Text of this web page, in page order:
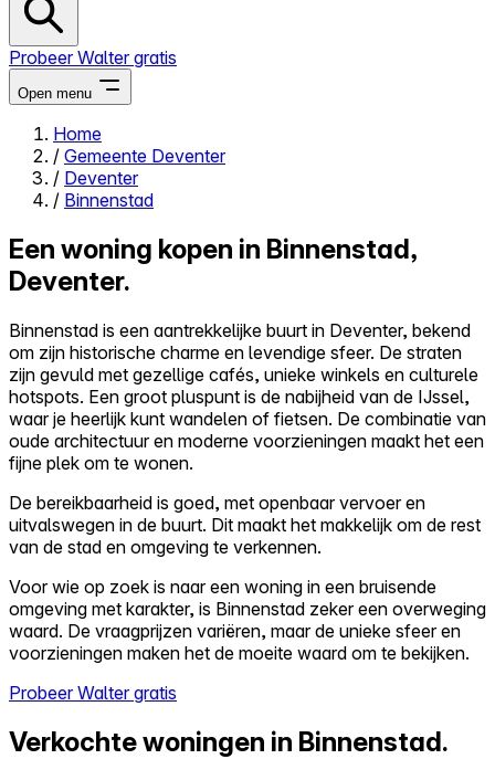
Probeer Walter gratis
Open menu
Close menu
Zelf kopen
Reviews
Prijzen
Log in
Probeer Walter gratis
Home
/ Gemeente Deventer
/ Deventer
/ Binnenstad
Een woning kopen in Binnenstad,
Deventer.
Binnenstad is een aantrekkelijke buurt in Deventer, bekend
om zijn historische charme en levendige sfeer. De straten
zijn gevuld met gezellige cafés, unieke winkels en culturele
hotspots. Een groot pluspunt is de nabijheid van de IJssel,
waar je heerlijk kunt wandelen of fietsen. De combinatie van
oude architectuur en moderne voorzieningen maakt het een
fijne plek om te wonen.
De bereikbaarheid is goed, met openbaar vervoer en
uitvalswegen in de buurt. Dit maakt het makkelijk om de rest
van de stad en omgeving te verkennen.
Voor wie op zoek is naar een woning in een bruisende
omgeving met karakter, is Binnenstad zeker een overweging
waard. De vraagprijzen variëren, maar de unieke sfeer en
voorzieningen maken het de moeite waard om te bekijken.
Probeer Walter gratis
Verkochte woningen in Binnenstad.